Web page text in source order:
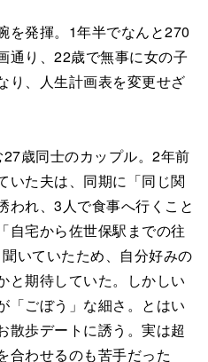
を発揮。1年半でなんと270
通り、22歳で無事に女の子
り、人生計画表を変更せざ
歳同士のカップル。2年前
いた夫は、同期に「同じ関
われ、3人で食事へ行くこと
自宅から佐世保駅までの往
いていたため、自分好みの
と期待していた。しかしい
「ごぼう」な細さ。とはい
散歩デートに誘う。実は超
合わせるのも苦手だった